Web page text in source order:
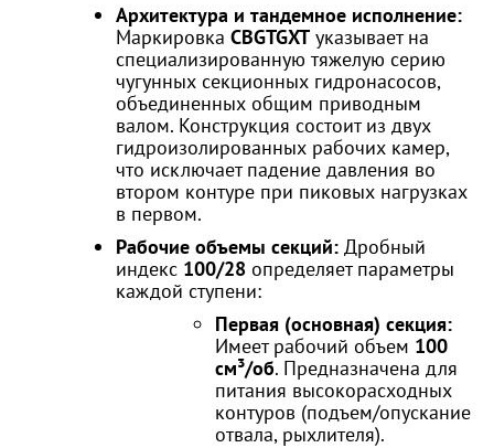
Архитектура и тандемное исполнение:
Маркировка CBGTGXT указывает на
специализированную тяжелую серию
чугунных секционных гидронасосов,
объединенных общим приводным
валом. Конструкция состоит из двух
гидроизолированных рабочих камер,
что исключает падение давления во
втором контуре при пиковых нагрузках
в первом.
Рабочие объемы секций: Дробный
индекс 100/28 определяет параметры
каждой ступени:
Первая (основная) секция:
Имеет рабочий объем 100
см³/об. Предназначена для
питания высокорасходных
контуров (подъем/опускание
отвала, рыхлителя).